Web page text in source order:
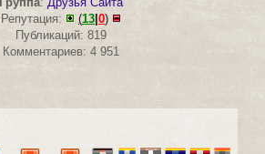
Репутация:
(13 0)
Публикаций: 819
Комментариев: 4 951